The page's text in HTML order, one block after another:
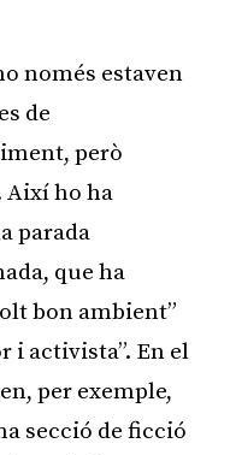
només estaven
de
però
Així ho ha
parada
que ha
bon ambient”
i activista”. En el
per exemple,
secció de ficció